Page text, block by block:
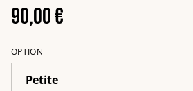
90,00 €
OPTION